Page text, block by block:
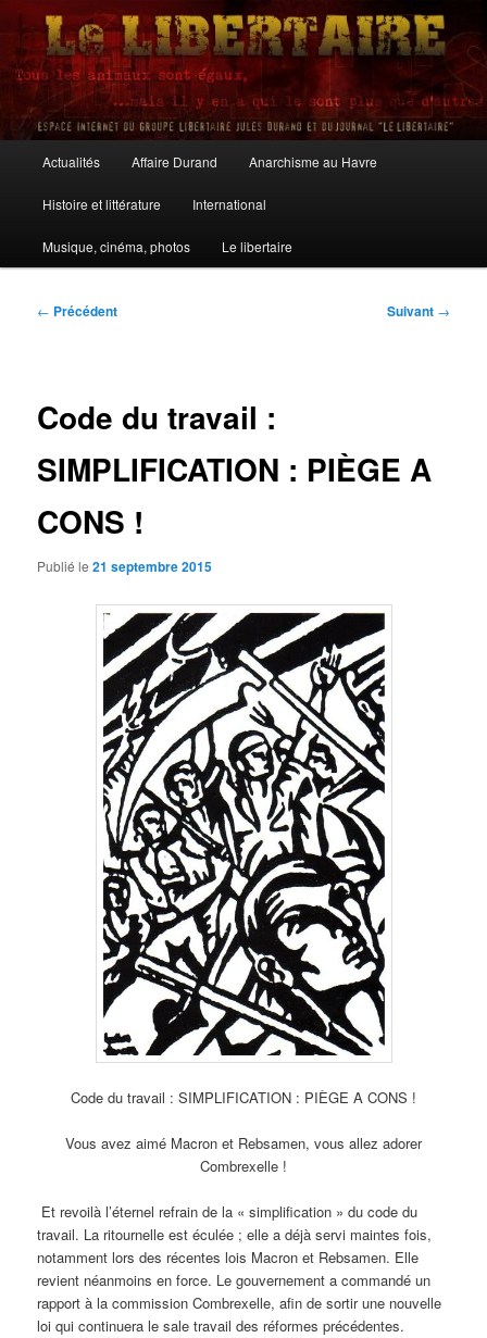
Aller
contenu
principalLe Libertaire
principal
Actualités Affaire Durand Anarchisme au Havre
Histoire et littérature International
Musique, cinéma, photos Le libertaire
Navigation
← Précédent Suivant →
Code du travail :
SIMPLIFICATION : PIÈGE A
CONS !
Publié le21 septembre 2015
Code du travail : SIMPLIFICATION : PIÈGE A CONS !
Vous avez aimé Macron et Rebsamen, vous allez adorer
Combrexelle !
Et revoilà l’éternel refrain de la « simplification » du code du
travail. La ritournelle est éculée ; elle a déjà servi maintes fois,
notamment lors des récentes lois Macron et Rebsamen. Elle
revient néanmoins en force. Le gouvernement a commandé un
rapport à la commission Combrexelle, afin de sortir une nouvelle
loi qui continuera le sale travail des réformes précédentes.